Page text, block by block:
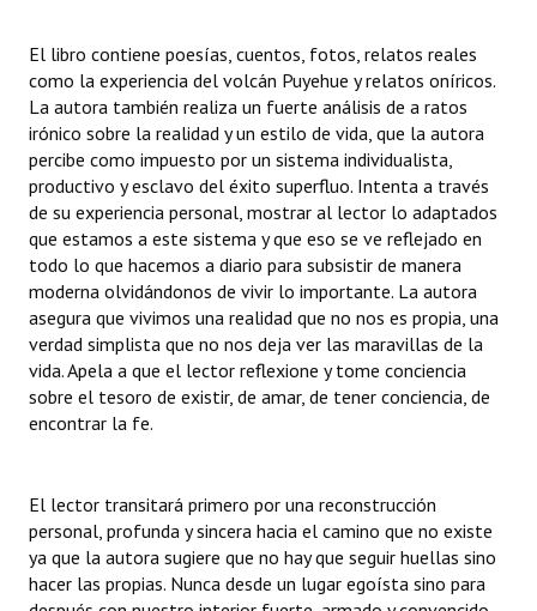
INSTITUCIONAL
Antiguos Pobladores
Noticias Destacadas
Registros y Distinciones
Datos Históricos
Premio al Mérito - Registro
Audiencias Públicas - Registro
Ciudadano Ilustre - Registro
Banca del Vecino - Registro
El libro contiene poesías, cuentos, fotos, relatos reales
como la experiencia del volcán Puyehue y relatos oníricos.
La autora también realiza un fuerte análisis de a ratos
irónico sobre la realidad y un estilo de vida, que la autora
percibe como impuesto por un sistema individualista,
productivo y esclavo del éxito superfluo. Intenta a través
de su experiencia personal, mostrar al lector lo adaptados
que estamos a este sistema y que eso se ve reflejado en
todo lo que hacemos a diario para subsistir de manera
moderna olvidándonos de vivir lo importante. La autora
asegura que vivimos una realidad que no nos es propia, una
verdad simplista que no nos deja ver las maravillas de la
vida. Apela a que el lector reflexione y tome conciencia
sobre el tesoro de existir, de amar, de tener conciencia, de
encontrar la fe.
El lector transitará primero por una reconstrucción
personal, profunda y sincera hacia el camino que no existe
ya que la autora sugiere que no hay que seguir huellas sino
hacer las propias. Nunca desde un lugar egoísta sino para